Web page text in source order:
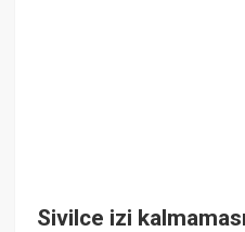
Sivilce izi